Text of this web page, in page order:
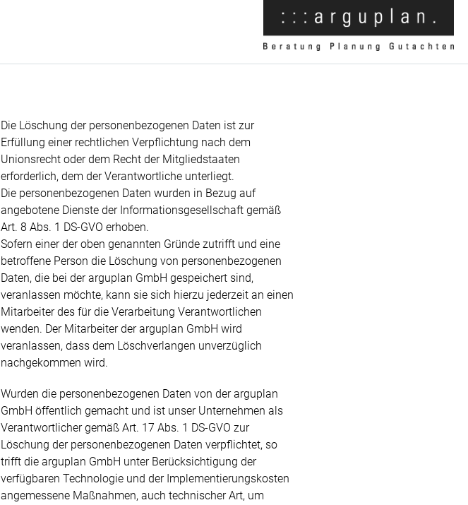
Die Löschung der personenbezogenen Daten ist zur
Erfüllung einer rechtlichen Verpflichtung nach dem
Unionsrecht oder dem Recht der Mitgliedstaaten
erforderlich, dem der Verantwortliche unterliegt.
Die personenbezogenen Daten wurden in Bezug auf
angebotene Dienste der Informationsgesellschaft gemäß
Art. 8 Abs. 1 DS-GVO erhoben.
Sofern einer der oben genannten Gründe zutrifft und eine
betroffene Person die Löschung von personenbezogenen
Daten, die bei der arguplan GmbH gespeichert sind,
veranlassen möchte, kann sie sich hierzu jederzeit an einen
Mitarbeiter des für die Verarbeitung Verantwortlichen
wenden. Der Mitarbeiter der arguplan GmbH wird
veranlassen, dass dem Löschverlangen unverzüglich
nachgekommen wird.
Wurden die personenbezogenen Daten von der arguplan
GmbH öffentlich gemacht und ist unser Unternehmen als
Verantwortlicher gemäß Art. 17 Abs. 1 DS-GVO zur
Löschung der personenbezogenen Daten verpflichtet, so
trifft die arguplan GmbH unter Berücksichtigung der
verfügbaren Technologie und der Implementierungskosten
angemessene Maßnahmen, auch technischer Art, um